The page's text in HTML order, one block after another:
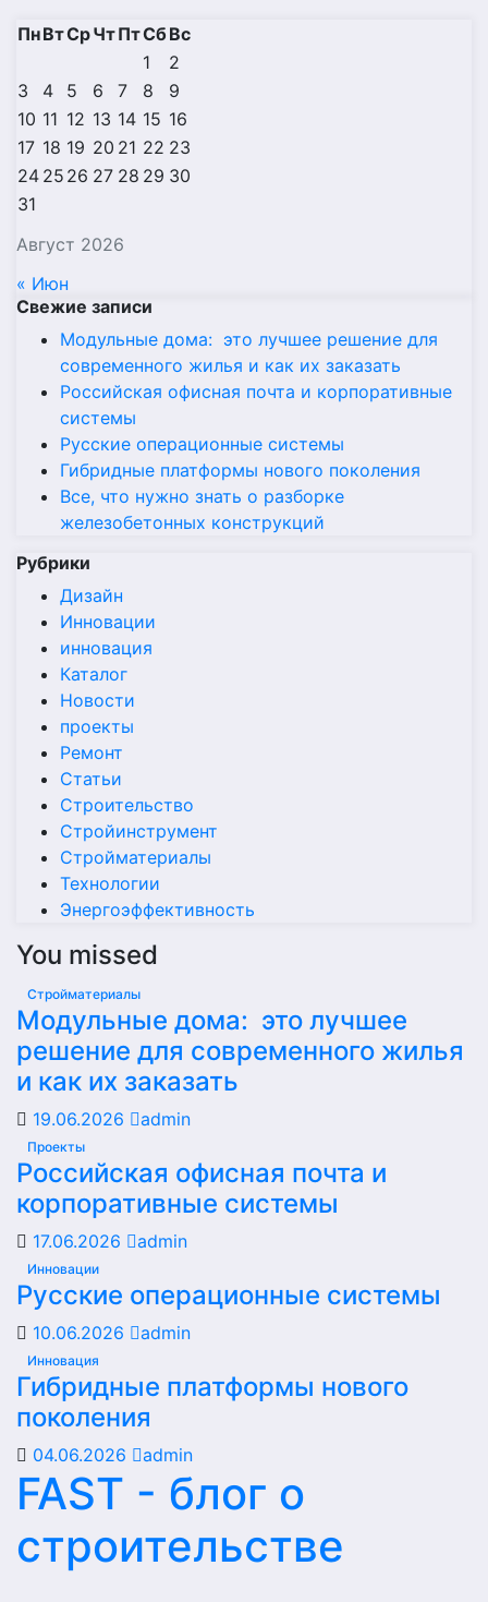
Август 2026
ПнВтСрЧтПтСбВс
1
2
3
4 5 6 7 8
9
10 11 12 13 14 15 16
17 18 19 20 21 22 23
24 25 26 27 28 29 30
31
« Июн
Свежие записи
Модульные дома: это лучшее решение для
современного жилья и как их заказать
Российская офисная почта и корпоративные
системы
Русские операционные системы
Гибридные платформы нового поколения
Все, что нужно знать о разборке
железобетонных конструкций
Рубрики
Дизайн
Инновации
инновация
Каталог
Новости
проекты
Ремонт
Статьи
Строительство
Стройинструмент
Стройматериалы
Технологии
Энергоэффективность
You missed
Стройматериалы
Модульные дома: это лучшее
решение для современного жилья
и как их заказать
19.06.2026 admin
Проекты
Российская офисная почта и
корпоративные системы
17.06.2026 admin
Инновации
Русские операционные системы
10.06.2026 admin
Инновация
Гибридные платформы нового
поколения
04.06.2026 admin
FAST - блог о
строительстве